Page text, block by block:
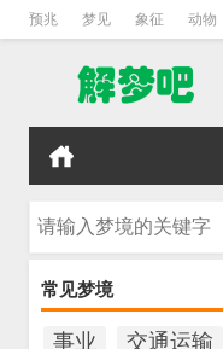
预兆 梦见 象征 动物
常见梦境
事业 交通运输